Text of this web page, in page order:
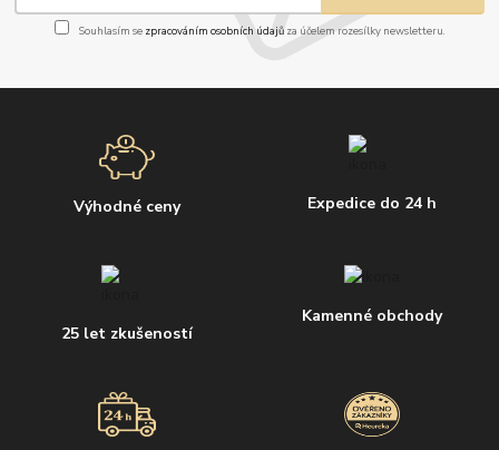
Souhlasím se zpracováním osobních údajůza účelem rozesílky newsletteru.
Výhodné ceny Expedice do 24 h
25 let zkušeností
Kamenné obchody